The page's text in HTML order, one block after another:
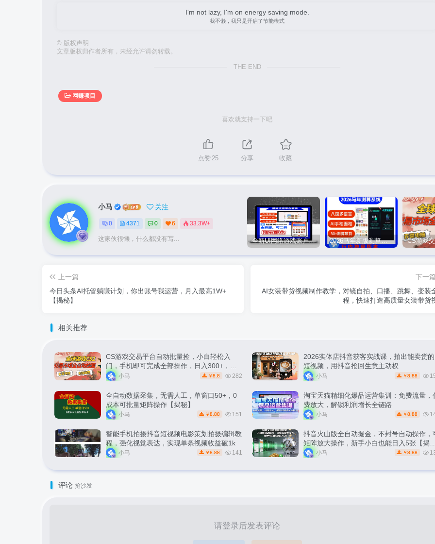
I'm not lazy, I'm on energy saving mode.
我不懒，我只是开启了节能模式
© 版权声明
文章版权归作者所有，未经允许请勿转载。
THE END
网赚项目
喜欢就支持一下吧
点赞25 分享 收藏
小马 关注
0 4371 0 6 33.3W+
这家伙很懒，什么都没有写... 全新UI网络游戏账户交易平台系统 全开源版本 2026马年新版测算系统源码
上一篇
今日头条AI托管躺賺计划，你出账号我运营，月入最高1W+
【揭秘】
下一
AI女装带货视频制作教学，对镜自拍、口播、跳舞、变装
程，快速打造高质量女装带货
相关推荐
CS游戏交易平台自动批量捡，小白轻松入
门，手机即可完成全部操作，日入300+，轻
松副业【揭秘】
小马 ￥ 8.8 282
2026实体店抖音获客实战课，拍出能卖货的
短视频，用抖音抢回生意主动权
小马 ￥ 8.88
全自动数据采集，无需人工，单窗口50+，0
成本可批量矩阵操作【揭秘】
小马 ￥ 8.88 151
淘宝天猫精细化爆品运营集训：免费流量，
费放大，解锁利润增长全链路
小马 ￥ 8.88
智能手机拍摄抖音短视频电影策划拍摄编辑教
程，强化视觉表达，实现单条视频收益破1k
小马 ￥ 8.88 141
抖音火山版全自动掘金，不封号自动操作，
矩阵放大操作，新手小白也能日入5张【揭
秘】小马 ￥ 8.88
评论 抢沙发
请登录后发表评论